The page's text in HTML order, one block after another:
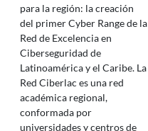
para la región: la creación
del primer Cyber Range de la
Red de Excelencia en
Ciberseguridad de
Latinoamérica y el Caribe. La
Red Ciberlac es una red
académica regional,
conformada por
universidades y centros de